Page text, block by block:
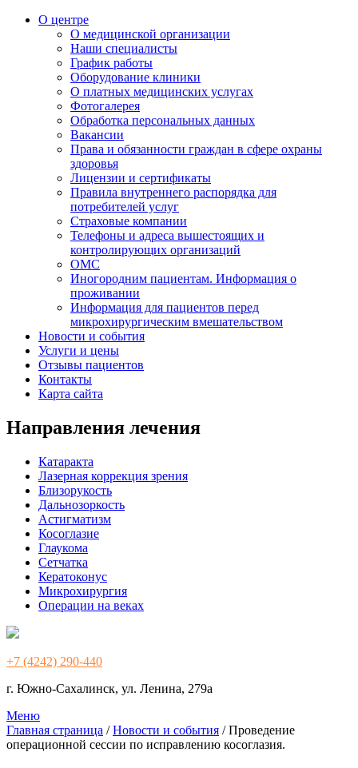
О центре
О медицинской организации
Наши специалисты
График работы
Оборудование клиники
О платных медицинских услугах
Фотогалерея
Обработка персональных данных
Вакансии
Права и обязанности граждан в сфере охраны
здоровья
Лицензии и сертификаты
Правила внутреннего распорядка для
потребителей услуг
Страховые компании
Телефоны и адреса вышестоящих и
контролирующих организаций
ОМС
Иногородним пациентам. Информация о
проживании
Информация для пациентов перед
микрохирургическим вмешательством
Новости и события
Услуги и цены
Отзывы пациентов
Контакты
Карта сайта
Направления лечения
Катаракта
Лазерная коррекция зрения
Близорукость
Дальнозоркость
Астигматизм
Косоглазие
Глаукома
Сетчатка
Кератоконус
Микрохирургия
Операции на веках
+7 (4242) 290-440
г. Южно-Сахалинск, ул. Ленина, 279а
Меню
Главная страница /Новости и события /Проведение
операционной сессии по исправлению косоглазия.